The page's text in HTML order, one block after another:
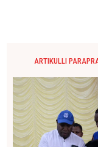
ARTIKULLI